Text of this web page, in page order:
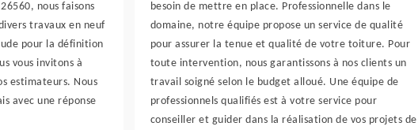
nous faisons
travaux en neuf
pour la définition
vous invitons à
estimateurs. Nous
avec une réponse
besoin de mettre en place. Professionnelle dans le
domaine, notre équipe propose un service de qualité
pour assurer la tenue et qualité de votre toiture. Pour
toute intervention, nous garantissons à nos clients un
travail soigné selon le budget alloué. Une équipe de
professionnels qualifiés est à votre service pour
conseiller et guider dans la réalisation de vos projets de